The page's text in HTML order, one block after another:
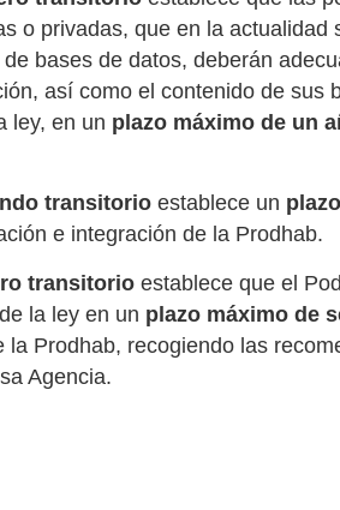
o privadas, que en la actualidad
bases de datos, deberán
así como el contenido de sus
ley, en un plazo máximo de un
transitorio establece un
e integración de la Prodhab.
transitorio establece que el
la ley en un plazo máximo de
la Prodhab, recogiendo las
Agencia.